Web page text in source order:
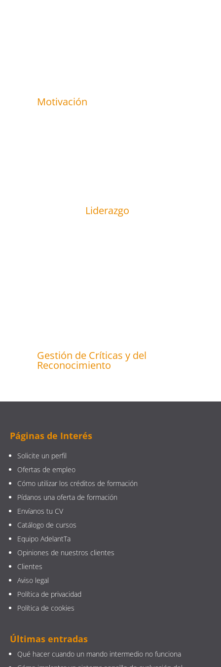
Motivación
Liderazgo
Gestión de Críticas y del
Reconocimiento
Páginas de Interés
Solicite un perfil
Ofertas de empleo
Cómo utilizar los créditos de formación
Pídanos una oferta de formación
Envíanos tu CV
Catálogo de cursos
Equipo AdelantTa
Opiniones de nuestros clientes
Clientes
Aviso legal
Política de privacidad
Política de cookies
Últimas entradas
Qué hacer cuando un mando intermedio no funciona